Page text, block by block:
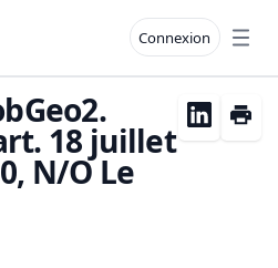
Connexion
18 juillet
N/O Le